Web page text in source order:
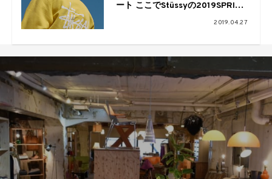
ート ここでStüssyの2019SPRING
2019.04.27